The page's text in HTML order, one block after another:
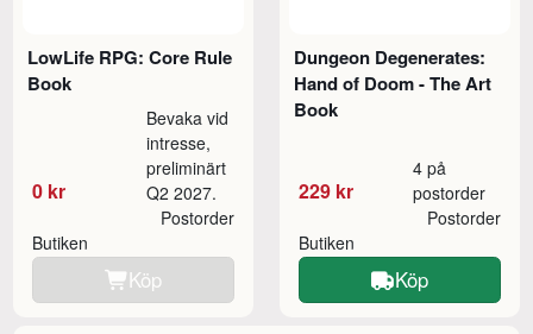
LowLife RPG: Core Rule
Book
0 kr
Bevaka vid
intresse,
preliminärt
Q2 2027.
Butiken
Postorder
Köp
Dungeon Degenerates:
Hand of Doom - The Art
Book
229 kr
4 på
postorder
Butiken
Postorder
Köp